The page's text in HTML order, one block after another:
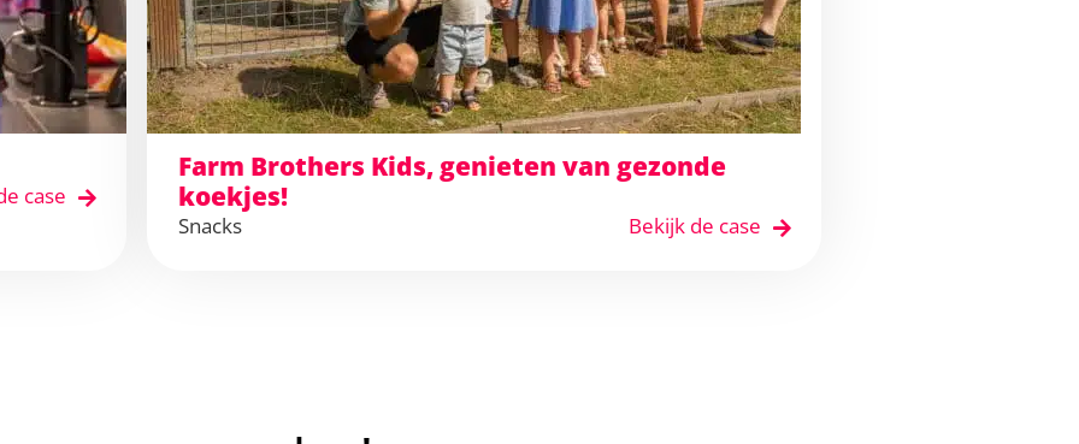
case
Farm Brothers Kids, genieten van gezonde
koekjes!
Snacks Bekijk de case